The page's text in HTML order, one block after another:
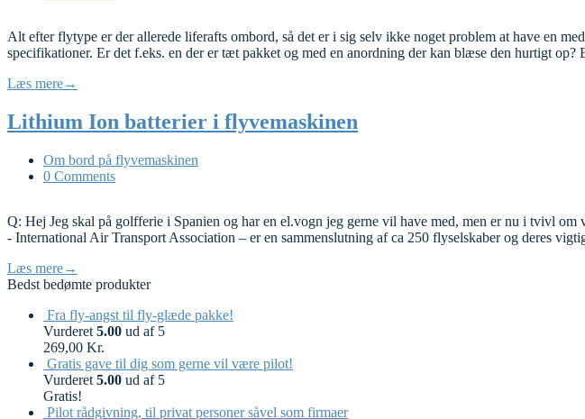
Alt efter flytype er der allerede liferafts ombord, så det er i sig selv ikke noget problem at have en
specifikationer. Er det f.eks. en der er tæt pakket og med en anordning der kan blæse den hurtigt
Læs mere→
Lithium Ion batterier i flyvemaskinen
Om bord på flyvemaskinen
0 Comments
Q: Hej Jeg skal på golfferie i Spanien og har en el.vogn jeg gerne vil have med, men er nu i tvivl
- International Air Transport Association – er en sammenslutning af ca 250 flyselskaber og deres
Læs mere→
Bedst bedømte produkter
Fra fly-angst til fly-glæde pakke!
Vurderet 5.00 ud af 5
269,00 Kr.
Gratis gave til dig som gerne vil være pilot!
Vurderet 5.00 ud af 5
Gratis!
Pilot rådgivning, til privat personer såvel som firmaer